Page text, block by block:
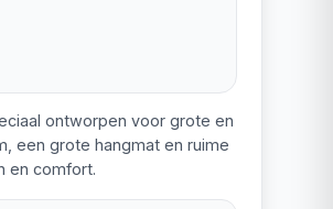
ontworpen voor grote en
een grote hangmat en ruime
en comfort.